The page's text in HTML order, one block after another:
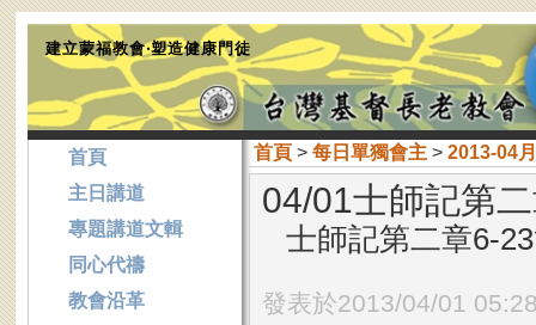
建立蒙福教會‧塑造健康門徒
首頁> 每日單獨會主> 2013-04月
04/01士師記第
士師記第二章6-
發表於2013/04/01
首頁
主日講道
專題講道文輯
同心代禱
教會沿革